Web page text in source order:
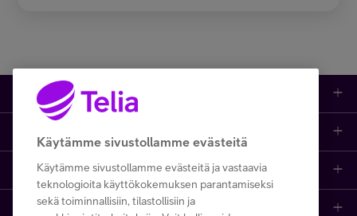
Kauppa
Puhelinliittymät
Mobiililaajakaista
Tarjoukset
iPhone 17
Asiakastuki netissä
Etsi apua ja ohjeita
Ota yhteyttä
Käytämme sivustollamme evästeitä
Käytämme sivustollamme evästeitä ja vastaavia
teknologioita käyttökokemuksen parantamiseksi
sekä toiminnallisiin, tilastollisiin ja